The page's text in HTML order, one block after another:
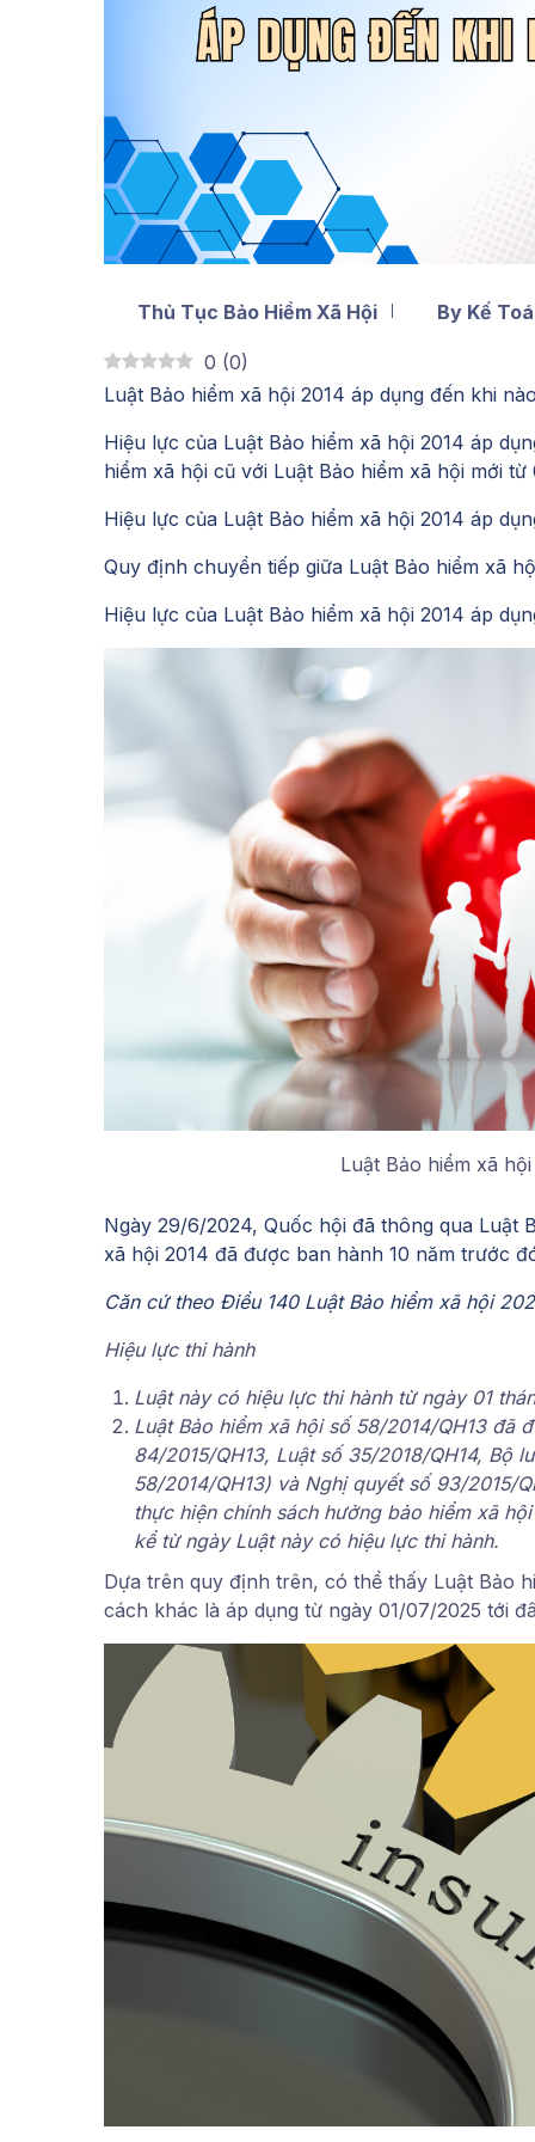
Thủ Tục Bảo Hiểm Xã Hội By Kế
0 (0)
Luật Bảo hiểm xã hội 2014 áp dụng đến khi
Hiệu lực của Luật Bảo hiểm xã hội 2014 áp
hiểm xã hội cũ với Luật Bảo hiểm xã hội mới từ
Hiệu lực của Luật Bảo hiểm xã hội 2014 áp
Quy định chuyển tiếp giữa Luật Bảo hiểm xã
Hiệu lực của Luật Bảo hiểm xã hội 2014 áp
Luật Bảo hiểm xã
Ngày 29/6/2024, Quốc hội đã thông qua Luật
xã hội 2014 đã được ban hành 10 năm trước
Căn cứ theo Điều 140 Luật Bảo hiểm xã hội
Hiệu lực thi hành
Luật này có hiệu lực thi hành từ ngày 01
Luật Bảo hiểm xã hội số 58/2014/QH13 đã
84/2015/QH13, Luật số 35/2018/QH14, Bộ
58/2014/QH13) và Nghị quyết số 93/2015/
thực hiện chính sách hưởng bảo hiểm xã
kể từ ngày Luật này có hiệu lực thi hành.
Dựa trên quy định trên, có thể thấy Luật Bảo
cách khác là áp dụng từ ngày 01/07/2025 tới